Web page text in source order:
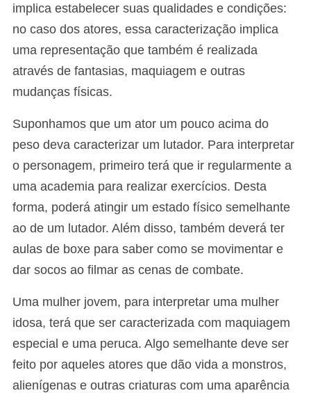
implica estabelecer suas qualidades e condições:
no caso dos atores, essa caracterização implica
uma representação que também é realizada
através de fantasias, maquiagem e outras
mudanças físicas.
Suponhamos que um ator um pouco acima do
peso deva caracterizar um lutador. Para interpretar
o personagem, primeiro terá que ir regularmente a
uma academia para realizar exercícios. Desta
forma, poderá atingir um estado físico semelhante
ao de um lutador. Além disso, também deverá ter
aulas de boxe para saber como se movimentar e
dar socos ao filmar as cenas de combate.
Uma mulher jovem, para interpretar uma mulher
idosa, terá que ser caracterizada com maquiagem
especial e uma peruca. Algo semelhante deve ser
feito por aqueles atores que dão vida a monstros,
alienígenas e outras criaturas com uma aparência